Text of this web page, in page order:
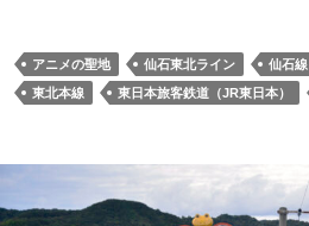
アニメの聖地 仙石東北ライン 仙石線
東北本線
東日本旅客鉄道（JR東日本）